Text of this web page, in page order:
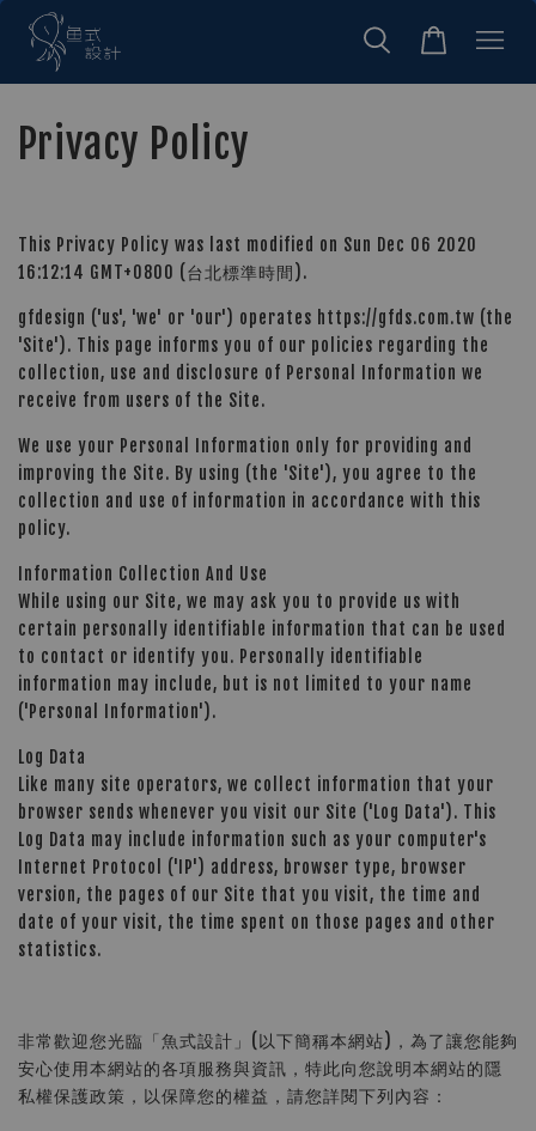
Privacy Policy
This Privacy Policy was last modified on Sun Dec 06 2020
16:12:14 GMT+0800 (台北標準時間).
gfdesign ('us', 'we' or 'our') operates https://gfds.com.tw (the
'Site'). This page informs you of our policies regarding the
collection, use and disclosure of Personal Information we
receive from users of the Site.
We use your Personal Information only for providing and
improving the Site. By using (the 'Site'), you agree to the
collection and use of information in accordance with this
policy.
Information Collection And Use
While using our Site, we may ask you to provide us with
certain personally identifiable information that can be used
to contact or identify you. Personally identifiable
information may include, but is not limited to your name
('Personal Information').
Log Data
Like many site operators, we collect information that your
browser sends whenever you visit our Site ('Log Data'). This
Log Data may include information such as your computer's
Internet Protocol ('IP') address, browser type, browser
version, the pages of our Site that you visit, the time and
date of your visit, the time spent on those pages and other
statistics.
非常歡迎您光臨「魚式設計」(以下簡稱本網站)，為了讓您能夠
安心使用本網站的各項服務與資訊，特此向您說明本網站的隱
私權保護政策，以保障您的權益，請您詳閱下列內容：